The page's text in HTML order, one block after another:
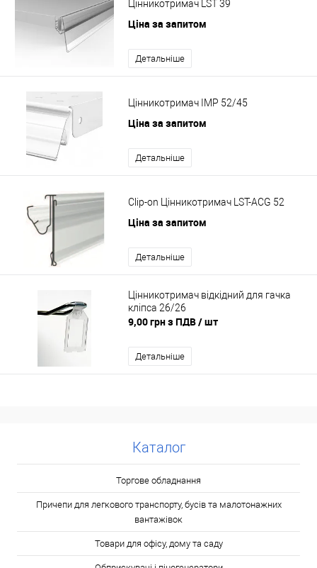
Цінникотримач LST 39
Ціна за запитом
Детальніше
Цінникотримач IMP 52/45
Ціна за запитом
Детальніше
Clip-on Цінникотримач LST-ACG 52
Ціна за запитом
Детальніше
Цінникотримач відкідний для гачка
кліпса 26/26
9,00 грн з ПДВ/ шт
Детальніше
Каталог
Торгове обладнання
Причепи для легкового транспорту, бусів та малотонажних
вантажівок
Товари для офісу, дому та саду